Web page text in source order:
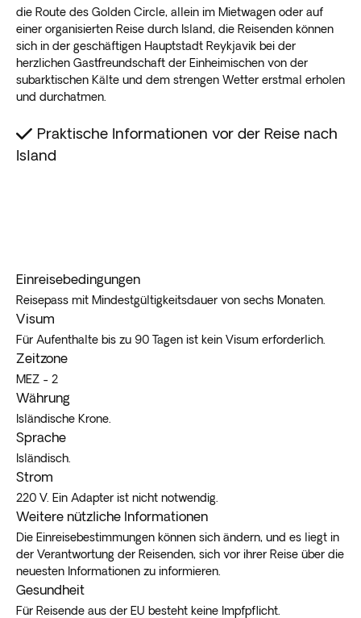
die Route des Golden Circle, allein im Mietwagen oder auf
einer organisierten Reise durch Island, die Reisenden können
sich in der geschäftigen Hauptstadt Reykjavik bei der
herzlichen Gastfreundschaft der Einheimischen von der
subarktischen Kälte und dem strengen Wetter erstmal erholen
und durchatmen.
Praktische Informationen vor der Reise nach
Island
Einreisebedingungen
Reisepass mit Mindestgültigkeitsdauer von sechs Monaten.
Visum
Für Aufenthalte bis zu 90 Tagen ist kein Visum erforderlich.
Zeitzone
MEZ - 2
Währung
Isländische Krone.
Sprache
Isländisch.
Strom
220 V. Ein Adapter ist nicht notwendig.
Weitere nützliche Informationen
Die Einreisebestimmungen können sich ändern, und es liegt in
der Verantwortung der Reisenden, sich vor ihrer Reise über die
neuesten Informationen zu informieren.
Gesundheit
Für Reisende aus der EU besteht keine Impfpflicht.